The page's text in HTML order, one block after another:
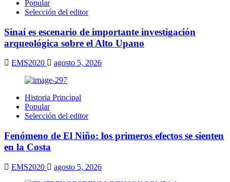
Popular
Selección del editor
Sinaí es escenario de importante investigación
arqueológica sobre el Alto Upano
EMS2020 agosto 5, 2026
Historia Principal
Popular
Selección del editor
Fenómeno de El Niño: los primeros efectos se sienten
en la Costa
EMS2020 agosto 5, 2026